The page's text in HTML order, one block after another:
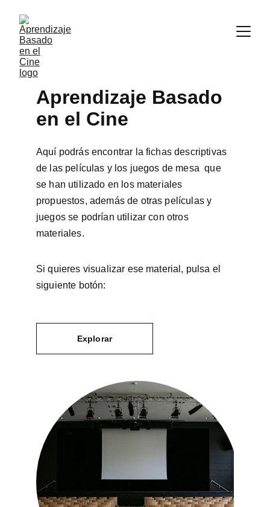
Aprendizaje Basado
en el Cine
Aquí podrás encontrar la fichas descriptivas
de las películas y los juegos de mesa  que
se han utilizado en los materiales
propuestos, además de otras películas y
juegos se podrían utilizar con otros
materiales.
Si quieres visualizar ese material, pulsa el
siguiente botón:
Explorar